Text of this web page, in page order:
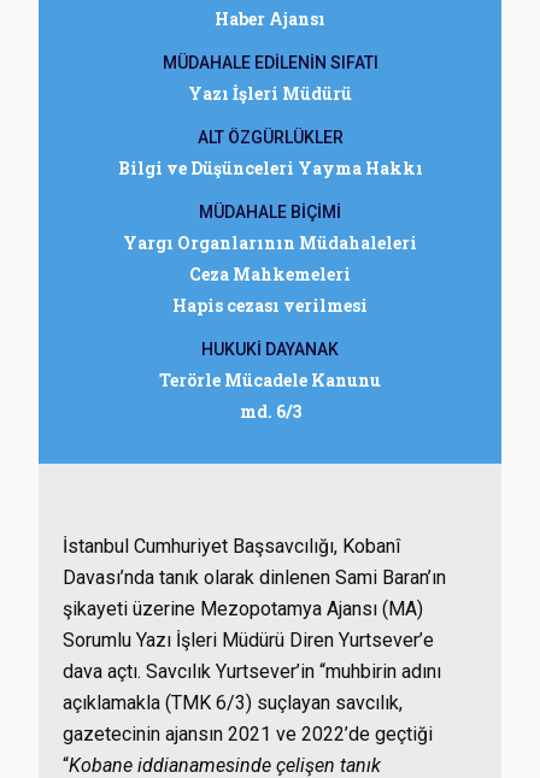
Haber Ajansı
MÜDAHALE EDİLENİN SIFATI
Yazı İşleri Müdürü
ALT ÖZGÜRLÜKLER
Bilgi ve Düşünceleri Yayma Hakkı
MÜDAHALE BİÇİMİ
Yargı Organlarının Müdahaleleri
Ceza Mahkemeleri
Hapis cezası verilmesi
HUKUKİ DAYANAK
Terörle Mücadele Kanunu
md. 6/3
İstanbul Cumhuriyet Başsavcılığı, Kobanî
Davası’nda tanık olarak dinlenen Sami Baran’ın
şikayeti üzerine Mezopotamya Ajansı (MA)
Sorumlu Yazı İşleri Müdürü Diren Yurtsever’e
dava açtı. Savcılık Yurtsever’in “muhbirin adını
açıklamakla (TMK 6/3) suçlayan savcılık,
gazetecinin ajansın 2021 ve 2022’de geçtiği
“Kobane iddianamesinde çelişen tanık